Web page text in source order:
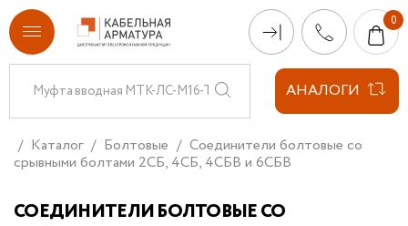
АНАЛОГИ
Каталог Болтовые
Соединители болтовые со
срывными болтами 2СБ, 4СБ, 4СБВ и 6СБВ
СОЕДИНИТЕЛИ БОЛТОВЫЕ СО